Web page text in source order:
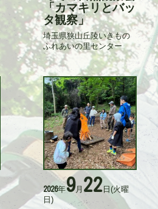
ト
ル
「カマキリとバッ
タ観察」
記
事
入
力
者
埼玉県狭山丘陵いきもの
ふれあいの里センター
動2026年9月 22 日(火曜
日)